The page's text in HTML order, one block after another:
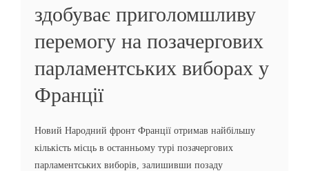
здобуває приголомшливу
перемогу на позачергових
парламентських виборах у
Франції
Новий Народний фронт Франції отримав найбільшу
кількість місць в останньому турі позачергових
парламентських виборів, залишивши позаду